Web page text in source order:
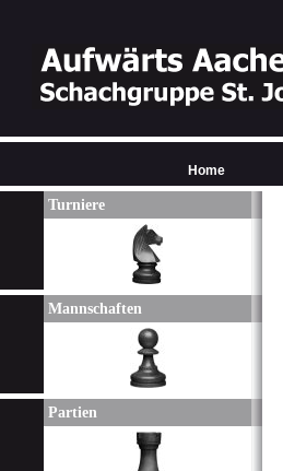
Turniere
Mannschaften
Partien
Home